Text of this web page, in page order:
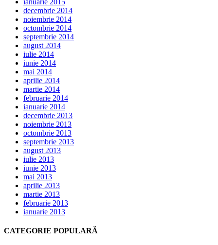
ianuarie 2015
decembrie 2014
noiembrie 2014
octombrie 2014
septembrie 2014
august 2014
iulie 2014
iunie 2014
mai 2014
aprilie 2014
martie 2014
februarie 2014
ianuarie 2014
decembrie 2013
noiembrie 2013
octombrie 2013
septembrie 2013
august 2013
iulie 2013
iunie 2013
mai 2013
aprilie 2013
martie 2013
februarie 2013
ianuarie 2013
CATEGORIE POPULARĂ